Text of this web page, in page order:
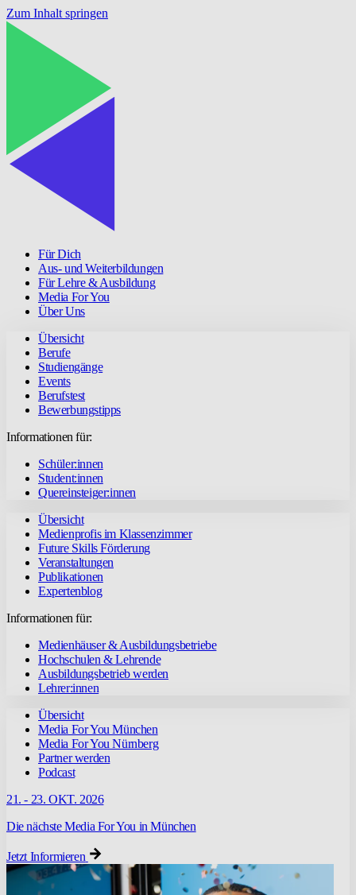
Zum Inhalt springen
Für Dich
Aus- und Weiterbildungen
Für Lehre & Ausbildung
Media For You
Über Uns
Übersicht
Berufe
Studiengänge
Events
Berufstest
Bewerbungstipps
Informationen für:
Schüler:innen
Student:innen
Quereinsteiger:innen
Übersicht
Medienprofis im Klassenzimmer
Future Skills Förderung
Veranstaltungen
Publikationen
Expertenblog
Informationen für:
Medienhäuser & Ausbildungsbetriebe
Hochschulen & Lehrende
Ausbildungsbetrieb werden
Lehrer:innen
Übersicht
Media For You München
Media For You Nürnberg
Partner werden
Podcast
21. - 23. OKT. 2026
Die nächste Media For You in München
Jetzt Informieren